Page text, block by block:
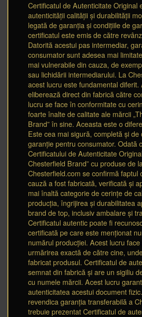
Certificatul de Autenticitate Original
autenticității calității și durabilității
legată de garanția și condițiile de
certificatul este emis de către
Datorită acestui pas intermediar,
consumator sunt adesea mai
mai vulnerabile din cauza, de
sau lichidării intermediarului. La
acest lucru este fundamental diferit.
eliberează direct din fabrică către
lucru se face în conformitate cu
foarte înalte de calitate ale mărcii
Brand” în sine. Aceasta este o
Este cea mai sigură, completă și
garanție pentru consumator. Odată
Certificatului de Autenticitate
Chesterfield Brand” cu produse de
Chesterfield.com se confirmă faptul
cauză a fost fabricată, verificată și
mai înaltă categorie de cerințe de
producția, îngrijirea și durabilitatea
brand de top, inclusiv ambalare și
Certificatul autentic poate fi
certificată pe care este menționat
numărul producției. Acest lucru face
urmărirea exactă de către cine,
fabricat produsul. Certificatul de
semnat din fabrică și are un sigiliu
cu numele mărcii. Acest lucru
autenticitatea acestui document
revendica garanția transferabilă a
trebuie prezentat Certificatul de